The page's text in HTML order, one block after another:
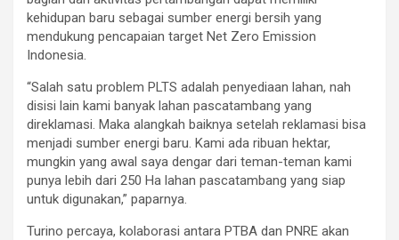
kehidupan baru sebagai sumber energi bersih yang
mendukung pencapaian target Net Zero Emission
Indonesia.
“Salah satu problem PLTS adalah penyediaan lahan, nah
disisi lain kami banyak lahan pascatambang yang
direklamasi. Maka alangkah baiknya setelah reklamasi bisa
menjadi sumber energi baru. Kami ada ribuan hektar,
mungkin yang awal saya dengar dari teman-teman kami
punya lebih dari 250 Ha lahan pascatambang yang siap
untuk digunakan,” paparnya.
Turino percaya, kolaborasi antara PTBA dan PNRE akan